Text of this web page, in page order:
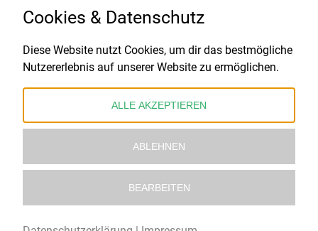
WIDERRUFSBELEHRUNG
IMPRESSUM
Gefördert durch:
Cookies & Datenschutz
Diese Website nutzt Cookies, um dir das bestmögliche
Nutzererlebnis auf unserer Website zu ermöglichen.
ALLE AKZEPTIEREN
ABLEHNEN
BEARBEITEN